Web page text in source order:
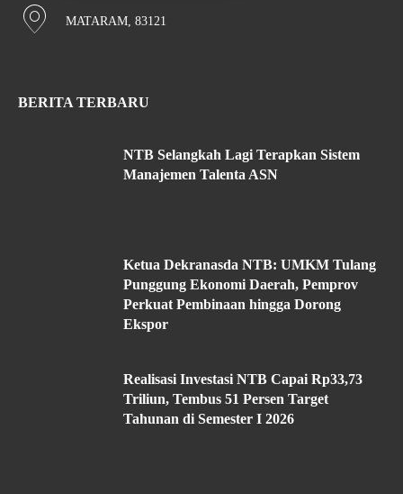
MATARAM, 83121
BERITA TERBARU
NTB Selangkah Lagi Terapkan Sistem
Manajemen Talenta ASN
Ketua Dekranasda NTB: UMKM Tulang
Punggung Ekonomi Daerah, Pemprov
Perkuat Pembinaan hingga Dorong
Ekspor
Realisasi Investasi NTB Capai Rp33,73
Triliun, Tembus 51 Persen Target
Tahunan di Semester I 2026